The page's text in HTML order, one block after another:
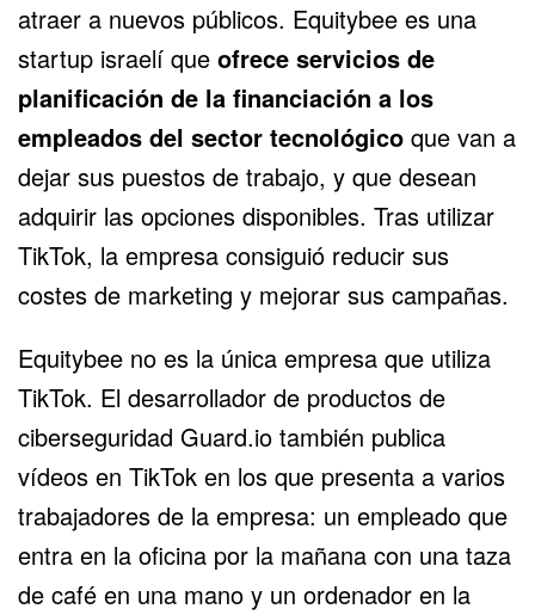
atraer a nuevos públicos. Equitybee es una
startup israelí que ofrece servicios de
planificación de la financiación a los
empleados del sector tecnológico que van a
dejar sus puestos de trabajo, y que desean
adquirir las opciones disponibles. Tras utilizar
TikTok, la empresa consiguió reducir sus
costes de marketing y mejorar sus campañas.
Equitybee no es la única empresa que utiliza
TikTok. El desarrollador de productos de
ciberseguridad Guard.io también publica
vídeos en TikTok en los que presenta a varios
trabajadores de la empresa: un empleado que
entra en la oficina por la mañana con una taza
de café en una mano y un ordenador en la